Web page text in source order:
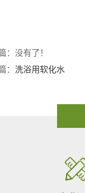
：没有了！
： 洗浴用软化水